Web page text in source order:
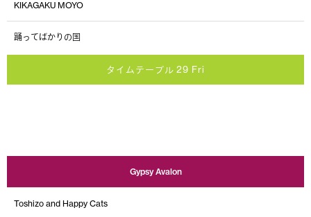
KIKAGAKU MOYO
踊ってばかりの国
タイムテーブル 29 Fri
Gypsy Avalon
Toshizo and Happy Cats